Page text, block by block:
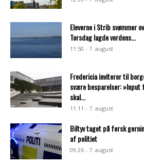
Eleverne i Strib svømmer
Torsdag lagde verdens...
11:50 - 7. august
Fredericia inviterer til
svære besparelser:
skal...
11:11 - 7. august
Biltyv taget på fersk
af politiet
09:26 - 7. august